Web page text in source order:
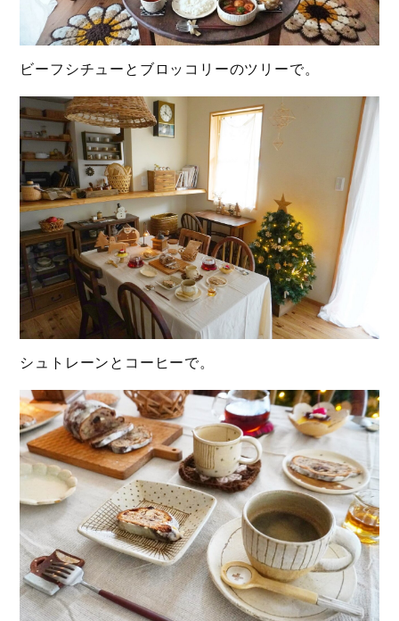
ビーフシチューとブロッコリーのツリーで。
シュトレーンとコーヒーで。